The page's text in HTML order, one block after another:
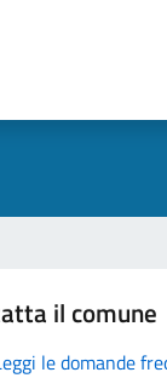
il comune
le domande